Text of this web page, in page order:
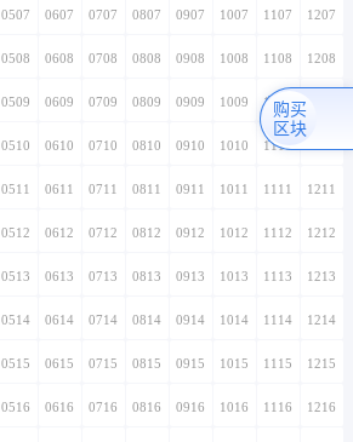
0507 0607 0707 0807 0907 1007 1107 1207
0508 0608 0708 0808 0908 1008 1108 1208
0509 0609 0709 0809 0909 1009 1109
0510 0610 0710 0810 0910 1010 1110
0511 0611 0711 0811 0911 1011 1111 1211
0512 0612 0712 0812 0912 1012 1112 1212
0513 0613 0713 0813 0913 1013 1113 1213
0514 0614 0714 0814 0914 1014 1114 1214
0515 0615 0715 0815 0915 1015 1115 1215
0516 0616 0716 0816 0916 1016 1116 1216
购买
区块